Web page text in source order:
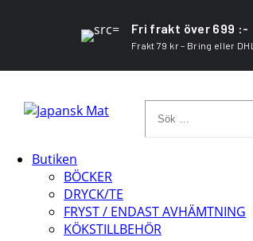
Fri frakt över 699 :-
Frakt 79 kr – Bring eller DHL
Butiken
BÖCKER
DRYCK/TE
FRYST / ENDAST AVHÄMTNING
KÖKSTILLBEHÖR